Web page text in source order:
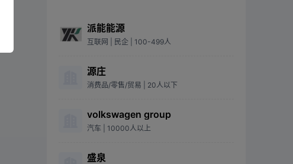
派能能源
互联网 | 民企 | 100-499人
源庄
消费品/零售/贸易 | 20人以下
volkswagen group
汽车 | 10000人以上
盛泉